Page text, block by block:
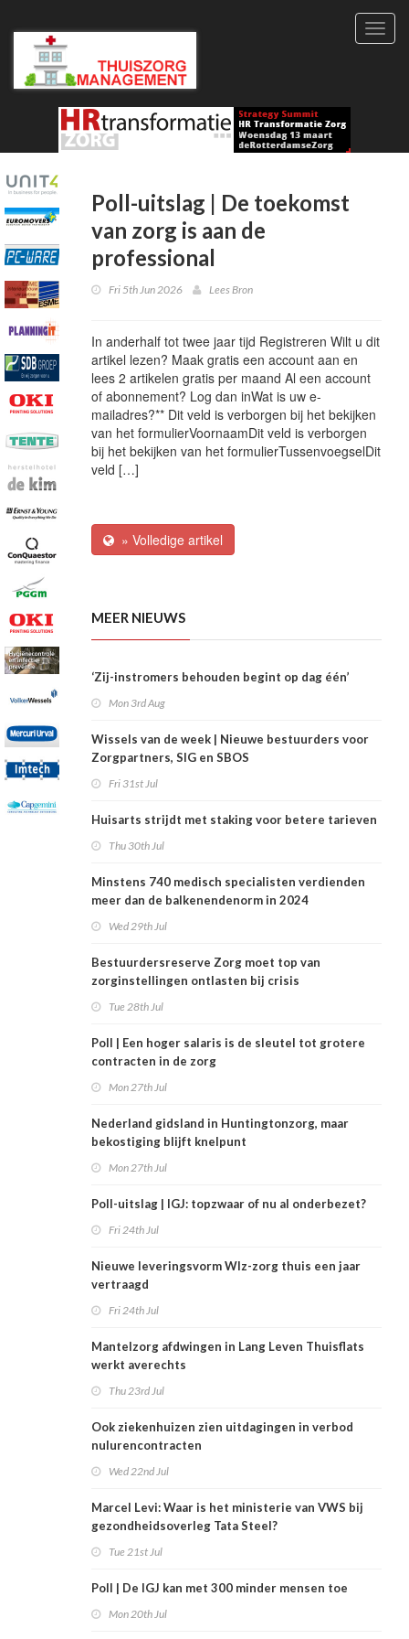
Poll-uitslag | De toekomst
van zorg is aan de
professional
Fri 5th Jun 2026 Lees Bron
In anderhalf tot twee jaar tijd Registreren Wilt u dit
artikel lezen? Maak gratis een account aan en
lees 2 artikelen gratis per maand Al een account
of abonnement? Log dan inWat is uw e-
mailadres?** Dit veld is verborgen bij het bekijken
van het formulierVoornaamDit veld is verborgen
bij het bekijken van het formulierTussenvoegselDit
veld […]
» Volledige artikel
MEER NIEUWS
‘Zij-instromers behouden begint op dag één’
Mon 3rd Aug
Wissels van de week | Nieuwe bestuurders voor
Zorgpartners, SIG en SBOS
Fri 31st Jul
Huisarts strijdt met staking voor betere tarieven
Thu 30th Jul
Minstens 740 medisch specialisten verdienden
meer dan de balkenendenorm in 2024
Wed 29th Jul
Bestuurdersreserve Zorg moet top van
zorginstellingen ontlasten bij crisis
Tue 28th Jul
Poll | Een hoger salaris is de sleutel tot grotere
contracten in de zorg
Mon 27th Jul
Nederland gidsland in Huntingtonzorg, maar
bekostiging blijft knelpunt
Mon 27th Jul
Poll-uitslag | IGJ: topzwaar of nu al onderbezet?
Fri 24th Jul
Nieuwe leveringsvorm Wlz-zorg thuis een jaar
vertraagd
Fri 24th Jul
Mantelzorg afdwingen in Lang Leven Thuisflats
werkt averechts
Thu 23rd Jul
Ook ziekenhuizen zien uitdagingen in verbod
nulurencontracten
Wed 22nd Jul
Marcel Levi: Waar is het ministerie van VWS bij
gezondheidsoverleg Tata Steel?
Tue 21st Jul
Poll | De IGJ kan met 300 minder mensen toe
Mon 20th Jul